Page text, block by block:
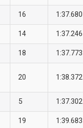
16 1:37.680
14 1:37.246
18 1:37.773
20 1:38.372
5 1:37.302
19 1:39.683